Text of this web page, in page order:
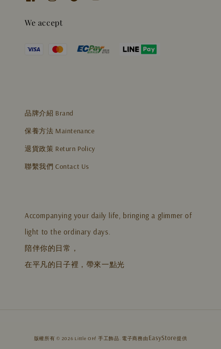
We accept
品牌介紹 Brand
保養方法 Maintenance
退貨政策 Return Policy
聯繫我們 Contact Us
Accompanying your daily life, bringing a glimmer of
light to the ordinary days.
陪伴你的日常，
在平凡的日子裡，帶來一點光
版權所有 © 2026 Little OH! 手工飾品. 電子商務由 EasyStore提供